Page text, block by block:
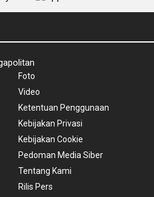
Foto
Video
Ketentuan Penggunaan
Kebijakan Privasi
Kebijakan Cookie
Pedoman Media Siber
Tentang Kami
Rilis Pers